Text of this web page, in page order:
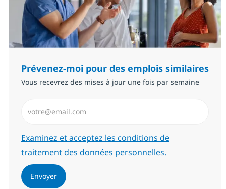
Prévenez-moi pour des emplois similaires
Vous recevrez des mises à jour une fois par semaine
Required
Examinez et acceptez les conditions de
traitement des données personnelles.
Envoyer